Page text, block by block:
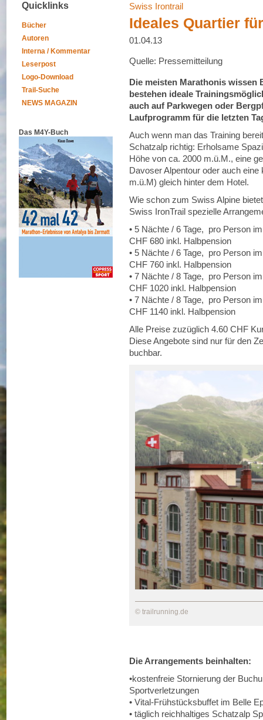
Quicklinks
Bücher
Autoren
Interna / Kommentar
Leserpost
Logo-Download
Trail-Suche
NEWS MAGAZIN
Das M4Y-Buch
Swiss Irontrail
Ideales Quartier
01.04.13
Quelle: Pressemitteilung
Die meisten Marathonis wissen
bestehen ideale
auch auf Parkwegen oder
Laufprogramm für die letzten
Auch wenn man das Training
Schatzalp richtig: Erholsame
Höhe von ca. 2000 m.ü.M., eine
Davoser Alpentour oder auch
m.ü.M) gleich hinter dem Hotel.
Wie schon zum Swiss Alpine
Swiss IronTrail spezielle
• 5 Nächte / 6 Tage, pro Person
CHF 680 inkl. Halbpension
• 5 Nächte / 6 Tage, pro Person
CHF 760 inkl. Halbpension
• 7 Nächte / 8 Tage, pro Person
CHF 1020 inkl. Halbpension
• 7 Nächte / 8 Tage, pro Person
CHF 1140 inkl. Halbpension
Alle Preise zuzüglich 4.60 CHF
Diese Angebote sind nur für den
buchbar.
© trailrunning.de
Die Arrangements beinhalten:
•kostenfreie Stornierung der
Sportverletzungen
• Vital-Frühstücksbuffet im Belle
• täglich reichhaltiges Schatzalp